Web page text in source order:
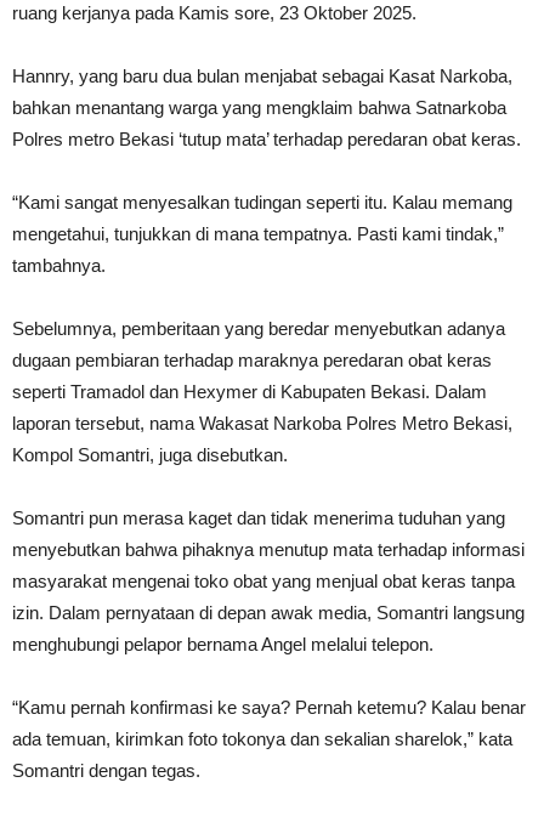
ruang kerjanya pada Kamis sore, 23 Oktober 2025.
Hannry, yang baru dua bulan menjabat sebagai Kasat Narkoba,
bahkan menantang warga yang mengklaim bahwa Satnarkoba
Polres metro Bekasi ‘tutup mata’ terhadap peredaran obat keras.
“Kami sangat menyesalkan tudingan seperti itu. Kalau memang
mengetahui, tunjukkan di mana tempatnya. Pasti kami tindak,”
tambahnya.
Sebelumnya, pemberitaan yang beredar menyebutkan adanya
dugaan pembiaran terhadap maraknya peredaran obat keras
seperti Tramadol dan Hexymer di Kabupaten Bekasi. Dalam
laporan tersebut, nama Wakasat Narkoba Polres Metro Bekasi,
Kompol Somantri, juga disebutkan.
Somantri pun merasa kaget dan tidak menerima tuduhan yang
menyebutkan bahwa pihaknya menutup mata terhadap informasi
masyarakat mengenai toko obat yang menjual obat keras tanpa
izin. Dalam pernyataan di depan awak media, Somantri langsung
menghubungi pelapor bernama Angel melalui telepon.
“Kamu pernah konfirmasi ke saya? Pernah ketemu? Kalau benar
ada temuan, kirimkan foto tokonya dan sekalian sharelok,” kata
Somantri dengan tegas.